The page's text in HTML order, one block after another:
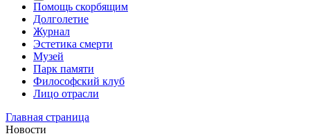
Помощь скорбящим
Долголетие
Журнал
Эстетика смерти
Музей
Парк памяти
Философский клуб
Лицо отрасли
Главная страница
Новости